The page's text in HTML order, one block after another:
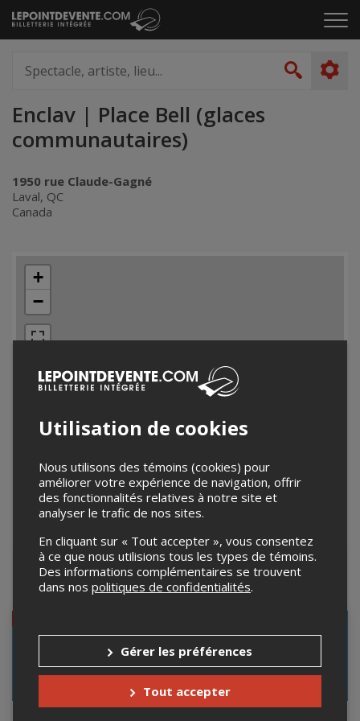
Passer
au
le
artiste,
lieu...
Enclav | Place Bell (glaces
communautaires)
1950 rue Claude-Gagné
Laval, QC
Canada
+
−
Leaflet | ©Mapbox©OpenStreetMap
Événements à venir
Utilisation de cookies
Nous utilisons des témoins (cookies) pour
améliorer votre expérience de navigation, offrir
des fonctionnalités relatives à notre site et
analyser le trafic de nos sites.
En cliquant sur « Tout accepter », vous consentez
à ce que nous utilisions tous les types de témoins.
Des informations complémentaires se trouvent
dans nos politiques de confidentialités.
Gérer les préférences
Tout accepter